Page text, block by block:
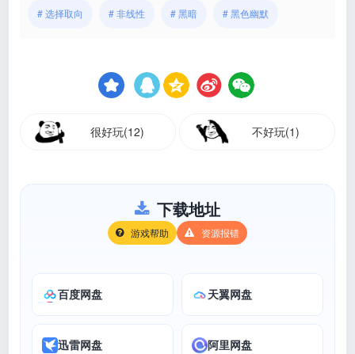
# 选择取向 # 非线性 # 黑暗 # 黑色幽默
很好玩(12) 不好玩(1)
下载地址
游戏帮助 资源报错
百度网盘 天翼网盘
迅雷网盘 阿里网盘